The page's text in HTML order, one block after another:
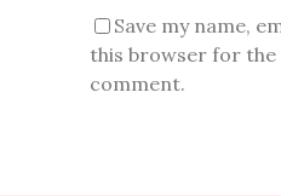
Save my name,
this browser for the
comment.